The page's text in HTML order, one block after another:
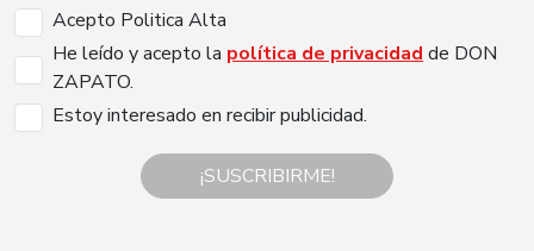
Acepto Politica Alta
He leído y acepto la política de privacidad de DON
ZAPATO.
Estoy interesado en recibir publicidad.
¡SUSCRIBIRME!